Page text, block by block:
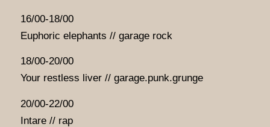
16/00-18/00
Euphoric elephants // garage rock
18/00-20/00
Your restless liver // garage.punk.grunge
20/00-22/00
Intare // rap